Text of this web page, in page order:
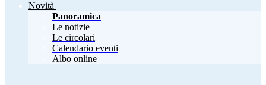
Novità
Panoramica
Le notizie
Le circolari
Calendario eventi
Albo online